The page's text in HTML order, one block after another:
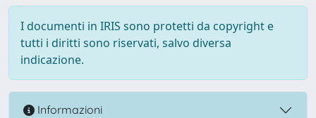
I documenti in IRIS sono protetti da copyright e
tutti i diritti sono riservati, salvo diversa
indicazione.
Informazioni